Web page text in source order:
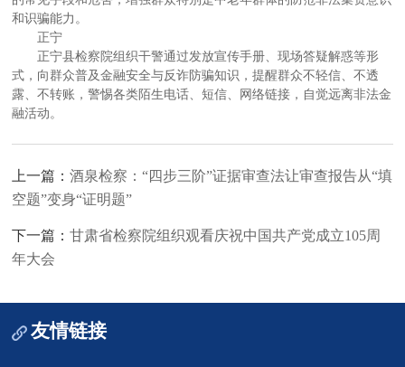
和识骗能力。
正宁
正宁县检察院组织干警通过发放宣传手册、现场答疑解惑等形
式，向群众普及金融安全与反诈防骗知识，提醒群众不轻信、不透
露、不转账，警惕各类陌生电话、短信、网络链接，自觉远离非法金
融活动。
上一篇：酒泉检察：“四步三阶”证据审查法让审查报告从“填
空题”变身“证明题”
下一篇：甘肃省检察院组织观看庆祝中国共产党成立105周
年大会
友情链接